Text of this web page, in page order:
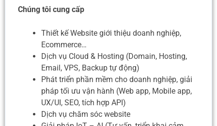
Chúng tôi cung cấp
Thiết kế Website giới thiệu doanh nghiệp,
Ecommerce…
Dịch vụ Cloud & Hosting (Domain, Hosting,
Email, VPS, Backup tự động)
Phát triển phần mềm cho doanh nghiệp, giải
pháp tối ưu vận hành (Web app, Mobile app,
UX/UI, SEO, tích hợp API)
Dịch vụ chăm sóc website